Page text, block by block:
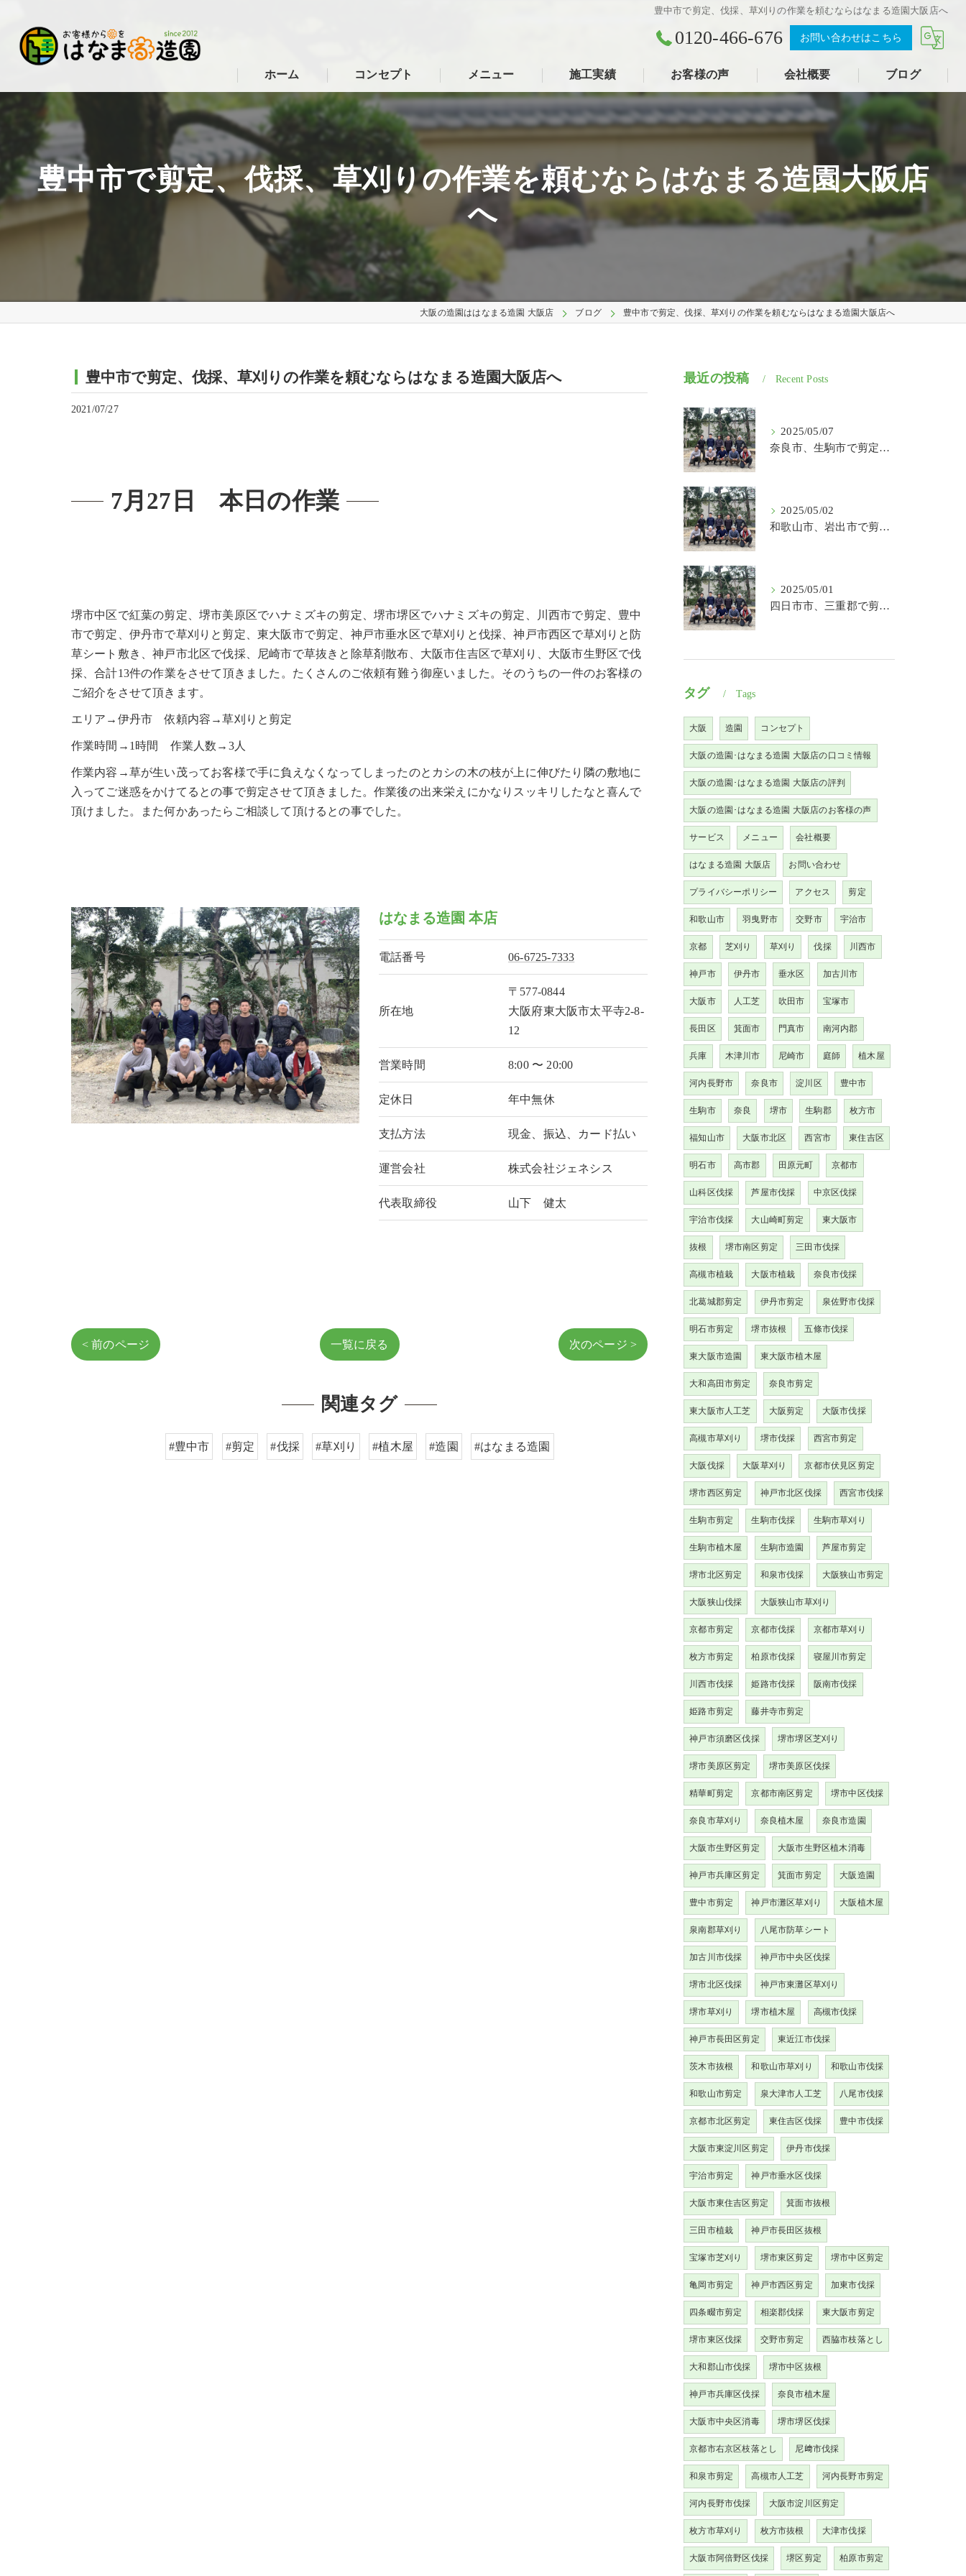
豊中市で剪定、伐採、草刈りの作業を頼むならはなまる造園大阪店へ
0120-466-676 お問い合わせはこちら
ホーム コンセプト メニュー 施工実績 お客様の声 会社概要 ブログ
豊中市で剪定、伐採、草刈りの作業を頼むならはなまる造園大阪店
へ
大阪の造園ははなまる造園 大阪店 ブログ 豊中市で剪定、伐採、草刈りの作業を頼むならはなまる造園大阪店へ
豊中市で剪定、伐採、草刈りの作業を頼むならはなまる造園大阪店へ
2021/07/27
7月27日 本日の作業
堺市中区で紅葉の剪定、堺市美原区でハナミズキの剪定、堺市堺区でハナミズキの剪定、川西市で剪定、豊中
市で剪定、伊丹市で草刈りと剪定、東大阪市で剪定、神戸市垂水区で草刈りと伐採、神戸市西区で草刈りと防
草シート敷き、神戸市北区で伐採、尼崎市で草抜きと除草剤散布、大阪市住吉区で草刈り、大阪市生野区で伐
採、合計13件の作業をさせて頂きました。たくさんのご依頼有難う御座いました。そのうちの一件のお客様の
ご紹介をさせて頂きます。
エリア→伊丹市 依頼内容→草刈りと剪定
作業時間→1時間 作業人数→3人
作業内容→草が生い茂ってお客様で手に負えなくなってしまったのとカシの木の枝が上に伸びたり隣の敷地に
入ってご迷惑をかけてるとの事で剪定させて頂きました。作業後の出来栄えにかなりスッキリしたなと喜んで
頂けました。また何かあったらご相談して頂けるとの事でした。
はなまる造園 本店
電話番号 06-6725-7333
所在地
〒577-0844
大阪府東大阪市太平寺2-8-
12
営業時間 8:00 〜 20:00
定休日 年中無休
支払方法 現金、振込、カード払い
運営会社 株式会社ジェネシス
代表取締役 山下 健太
< 前のページ 一覧に戻る 次のページ >
関連タグ
#豊中市 #剪定 #伐採 #草刈り #植木屋 #造園 #はなまる造園
最近の投稿 Recent Posts
2025/05/07
奈良市、生駒市で剪定、伐採、草刈りの作業を頼むなら はなまる造園
2025/05/02
和歌山市、岩出市で剪定、伐採、草刈りの作業を頼むなら はなまる造園
2025/05/01
四日市市、三重郡で剪定、伐採、草刈りの作業を頼むなら はなまる造園
タグ Tags
大阪 造園 コンセプト
大阪の造園･はなまる造園 大阪店の口コミ情報
大阪の造園･はなまる造園 大阪店の評判
大阪の造園･はなまる造園 大阪店のお客様の声
サービス メニュー 会社概要
はなまる造園 大阪店 お問い合わせ
プライバシーポリシー アクセス 剪定
和歌山市 羽曳野市 交野市 宇治市
京都 芝刈り 草刈り 伐採 川西市
神戸市 伊丹市 垂水区 加古川市
大阪市 人工芝 吹田市 宝塚市
長田区 箕面市 門真市 南河内郡
兵庫 木津川市 尼崎市 庭師 植木屋
河内長野市 奈良市 淀川区 豊中市
生駒市 奈良 堺市 生駒郡 枚方市
福知山市 大阪市北区 西宮市 東住吉区
明石市 高市郡 田原元町 京都市
山科区伐採 芦屋市伐採 中京区伐採
宇治市伐採 大山崎町剪定 東大阪市
抜根 堺市南区剪定 三田市伐採
高槻市植栽 大阪市植栽 奈良市伐採
北葛城郡剪定 伊丹市剪定 泉佐野市伐採
明石市剪定 堺市抜根 五條市伐採
東大阪市造園 東大阪市植木屋
大和高田市剪定 奈良市剪定
東大阪市人工芝 大阪剪定 大阪市伐採
高槻市草刈り 堺市伐採 西宮市剪定
大阪伐採 大阪草刈り 京都市伏見区剪定
堺市西区剪定 神戸市北区伐採 西宮市伐採
生駒市剪定 生駒市伐採 生駒市草刈り
生駒市植木屋 生駒市造園 芦屋市剪定
堺市北区剪定 和泉市伐採 大阪狭山市剪定
大阪狭山伐採 大阪狭山市草刈り
京都市剪定 京都市伐採 京都市草刈り
枚方市剪定 柏原市伐採 寝屋川市剪定
川西市伐採 姫路市伐採 阪南市伐採
姫路市剪定 藤井寺市剪定
神戸市須磨区伐採 堺市堺区芝刈り
堺市美原区剪定 堺市美原区伐採
精華町剪定 京都市南区剪定 堺市中区伐採
奈良市草刈り 奈良植木屋 奈良市造園
大阪市生野区剪定 大阪市生野区植木消毒
神戸市兵庫区剪定 箕面市剪定 大阪造園
豊中市剪定 神戸市灘区草刈り 大阪植木屋
泉南郡草刈り 八尾市防草シート
加古川市伐採 神戸市中央区伐採
堺市北区伐採 神戸市東灘区草刈り
堺市草刈り 堺市植木屋 高槻市伐採
神戸市長田区剪定 東近江市伐採
茨木市抜根 和歌山市草刈り 和歌山市伐採
和歌山市剪定 泉大津市人工芝 八尾市伐採
京都市北区剪定 東住吉区伐採 豊中市伐採
大阪市東淀川区剪定 伊丹市伐採
宇治市剪定 神戸市垂水区伐採
大阪市東住吉区剪定 箕面市抜根
三田市植栽 神戸市長田区抜根
宝塚市芝刈り 堺市東区剪定 堺市中区剪定
亀岡市剪定 神戸市西区剪定 加東市伐採
四条畷市剪定 相楽郡伐採 東大阪市剪定
堺市東区伐採 交野市剪定 西脇市枝落とし
大和郡山市伐採 堺市中区抜根
神戸市兵庫区伐採 奈良市植木屋
大阪市中央区消毒 堺市堺区伐採
京都市右京区枝落とし 尼﨑市伐採
和泉市剪定 高槻市人工芝 河内長野市剪定
河内長野市伐採 大阪市淀川区剪定
枚方市草刈り 枚方市抜根 大津市伐採
大阪市阿倍野区伐採 堺区剪定 柏原市剪定